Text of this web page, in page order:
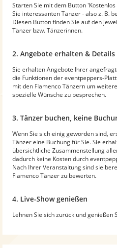
Starten Sie mit dem Button
Sie interessanten Tänzer - also z. B.
Diesen Button finden Sie auf den
Tänzer bzw. Tänzerinnen.
2. Angebote erhalten & Details
Sie erhalten Angebote Ihrer
die Funktionen der eventpeppers-
mit den Flamenco Tänzern um
spezielle Wünsche zu besprechen.
3. Tänzer buchen, keine
Wenn Sie sich einig geworden sind,
Tänzer eine Buchung für Sie. Sie
übersichtliche Zusammenstellung
dadurch keine Kosten durch
Nach Ihrer Veranstaltung sind sie
Flamenco Tänzer zu bewerten.
4. Live-Show genießen
Lehnen Sie sich zurück und genießen